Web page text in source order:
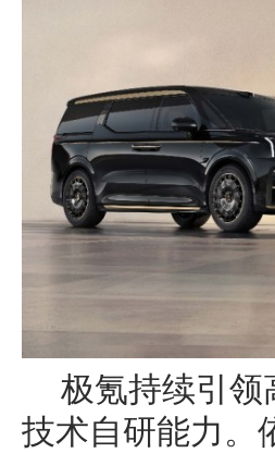
极氪持续引领
技术自研能力。